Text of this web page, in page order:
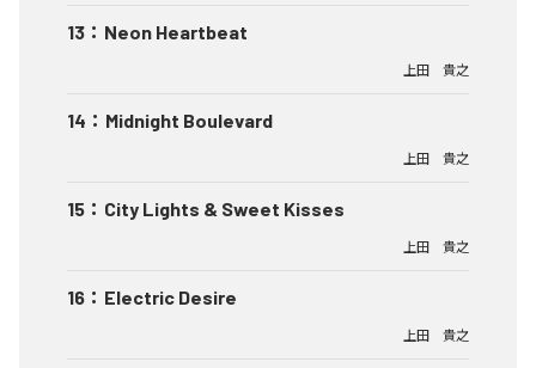
13 ： Neon Heartbeat
上田 貴之
14 ： Midnight Boulevard
上田 貴之
15 ： City Lights & Sweet Kisses
上田 貴之
16 ： Electric Desire
上田 貴之